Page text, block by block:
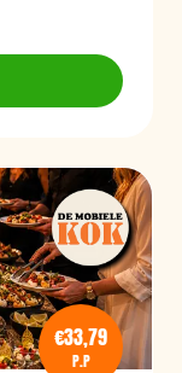
€33,79
P.P